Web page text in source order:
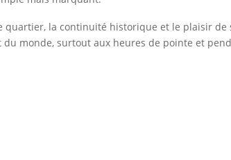
quartier, la continuité historique et le plaisir de
monde, surtout aux heures de pointe et